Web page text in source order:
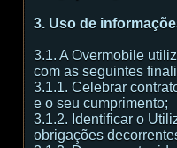
3. Uso de
3.1. A Overmobile
com as seguintes
3.1.1. Celebrar
e o seu cumprimento;
3.1.2. Identificar o
obrigações